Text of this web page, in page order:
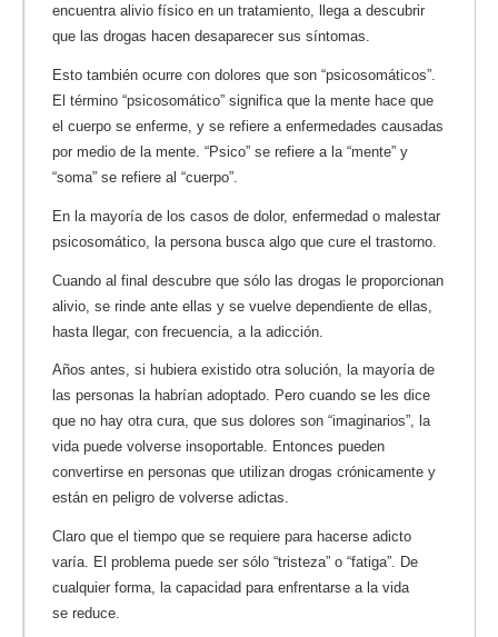
encuentra alivio físico en un tratamiento, llega a descubrir
que las drogas hacen desaparecer sus síntomas.
Esto también ocurre con dolores que son “psicosomáticos”.
El término “psicosomático” significa que la mente hace que
el cuerpo se enferme, y se refiere a enfermedades causadas
por medio de la mente. “Psico” se refiere a la “mente” y
“soma” se refiere al “cuerpo”.
En la mayoría de los casos de dolor, enfermedad o malestar
psicosomático, la persona busca algo que cure el trastorno.
Cuando al final descubre que sólo las drogas le proporcionan
alivio, se rinde ante ellas y se vuelve dependiente de ellas,
hasta llegar, con frecuencia, a la adicción.
Años antes, si hubiera existido otra solución, la mayoría de
las personas la habrían adoptado. Pero cuando se les dice
que no hay otra cura, que sus dolores son “imaginarios”, la
vida puede volverse insoportable. Entonces pueden
convertirse en personas que utilizan drogas crónicamente y
están en peligro de volverse adictas.
Claro que el tiempo que se requiere para hacerse adicto
varía. El problema puede ser sólo “tristeza” o “fatiga”. De
cualquier forma, la capacidad para enfrentarse a la vida
se reduce.